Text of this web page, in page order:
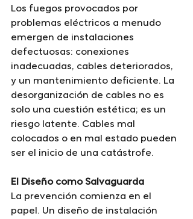
Los fuegos provocados por
problemas eléctricos a menudo
emergen de instalaciones
defectuosas: conexiones
inadecuadas, cables deteriorados,
y un mantenimiento deficiente. La
desorganización de cables no es
solo una cuestión estética; es un
riesgo latente. Cables mal
colocados o en mal estado pueden
ser el inicio de una catástrofe.
El Diseño como Salvaguarda
La prevención comienza en el
papel. Un diseño de instalación